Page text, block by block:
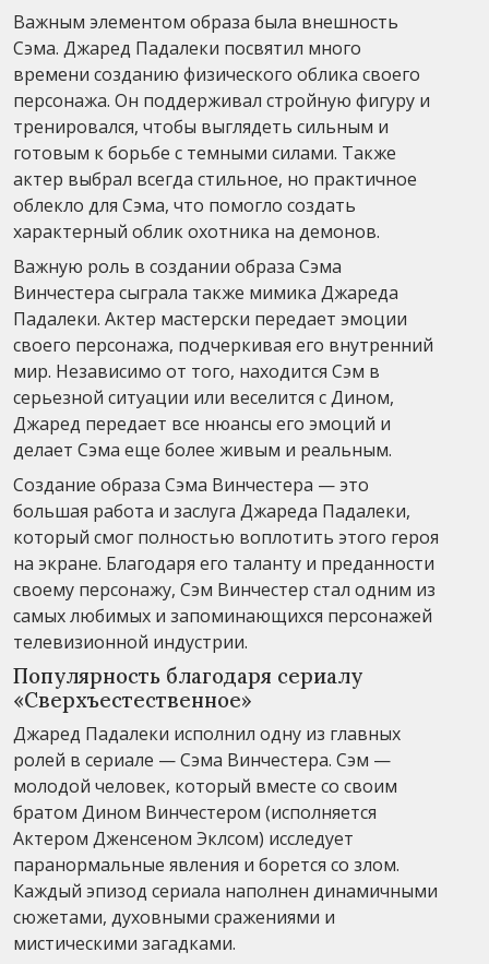
Важным элементом образа была внешность
Сэма. Джаред Падалеки посвятил много
времени созданию физического облика своего
персонажа. Он поддерживал стройную фигуру и
тренировался, чтобы выглядеть сильным и
готовым к борьбе с темными силами. Также
актер выбрал всегда стильное, но практичное
облекло для Сэма, что помогло создать
характерный облик охотника на демонов.
Важную роль в создании образа Сэма
Винчестера сыграла также мимика Джареда
Падалеки. Актер мастерски передает эмоции
своего персонажа, подчеркивая его внутренний
мир. Независимо от того, находится Сэм в
серьезной ситуации или веселится с Дином,
Джаред передает все нюансы его эмоций и
делает Сэма еще более живым и реальным.
Создание образа Сэма Винчестера — это
большая работа и заслуга Джареда Падалеки,
который смог полностью воплотить этого героя
на экране. Благодаря его таланту и преданности
своему персонажу, Сэм Винчестер стал одним из
самых любимых и запоминающихся персонажей
телевизионной индустрии.
Популярность благодаря сериалу
«Сверхъестественное»
Джаред Падалеки исполнил одну из главных
ролей в сериале — Сэма Винчестера. Сэм —
молодой человек, который вместе со своим
братом Дином Винчестером (исполняется
Актером Дженсеном Эклсом) исследует
паранормальные явления и борется со злом.
Каждый эпизод сериала наполнен динамичными
сюжетами, духовными сражениями и
мистическими загадками.